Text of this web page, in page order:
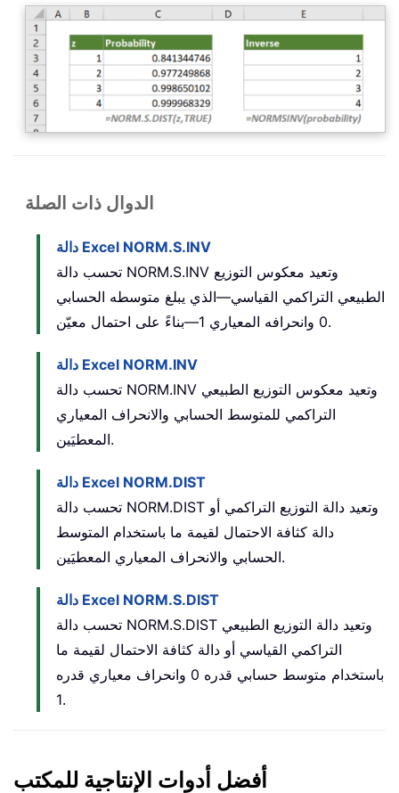
الدوال ذات الصلة
دالة Excel NORM.S.INV
تحسب دالة NORM.S.INV وتعيد معكوس التوزيع
الطبيعي التراكمي القياسي—الذي يبلغ متوسطه الحسابي
0 وانحرافه المعياري 1—بناءً على احتمال معيّن.
دالة Excel NORM.INV
تحسب دالة NORM.INV وتعيد معكوس التوزيع الطبيعي
التراكمي للمتوسط الحسابي والانحراف المعياري
المعطيَين.
دالة Excel NORM.DIST
تحسب دالة NORM.DIST وتعيد دالة التوزيع التراكمي أو
دالة كثافة الاحتمال لقيمة ما باستخدام المتوسط
الحسابي والانحراف المعياري المعطيَين.
دالة Excel NORM.S.DIST
تحسب دالة NORM.S.DIST وتعيد دالة التوزيع الطبيعي
التراكمي القياسي أو دالة كثافة الاحتمال لقيمة ما
باستخدام متوسط حسابي قدره 0 وانحراف معياري قدره
1.
أفضل أدوات الإنتاجية للمكتب